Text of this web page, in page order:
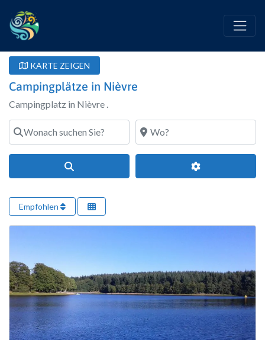
KARTE ZEIGEN
Campingplätze in Nièvre
Campingplatz in Nièvre .
Wonach suchen Sie?
Wo?
Erweiterte
Empfohlen